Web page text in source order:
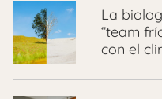
La
“team
con el